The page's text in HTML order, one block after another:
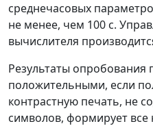
среднечасовых
не менее, чем 100 с.
вычислителя
Результаты опробования
положительными, если
контрастную печать, не
символов, формирует все